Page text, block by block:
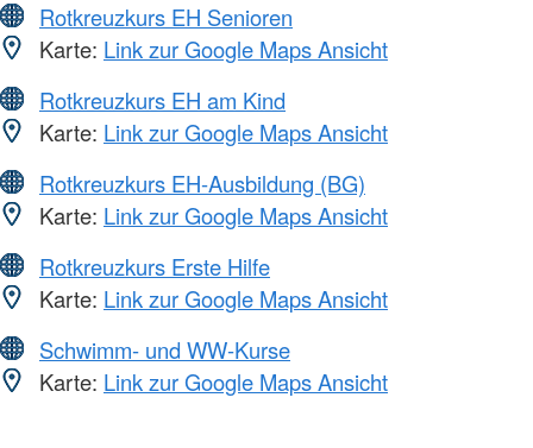
Rotkreuzkurs EH Senioren
Karte: Link zur Google Maps Ansicht
Rotkreuzkurs EH am Kind
Karte: Link zur Google Maps Ansicht
Rotkreuzkurs EH-Ausbildung (BG)
Karte: Link zur Google Maps Ansicht
Rotkreuzkurs Erste Hilfe
Karte: Link zur Google Maps Ansicht
Schwimm- und WW-Kurse
Karte: Link zur Google Maps Ansicht